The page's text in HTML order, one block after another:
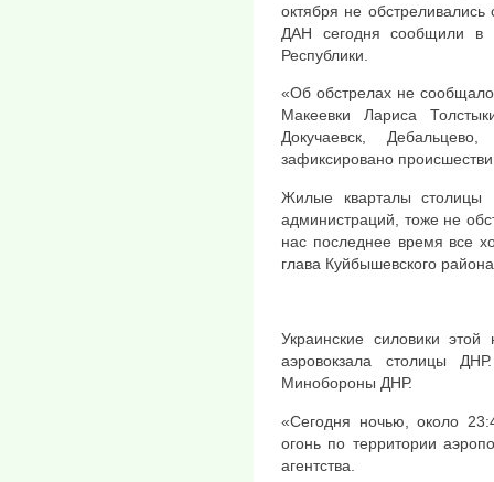
октября не
ДАН сегодня сообщили в
Республики.
«Об обстрелах не
Макеевки Лариса
Докучаевск,
зафиксировано
Жилые кварталы столицы
администраций, тоже не
нас последнее время все
глава Куйбышевского
Украинские силовики
аэровокзала столицы
Минобороны ДНР.
«Сегодня ночью, около
огонь по территории
агентства.